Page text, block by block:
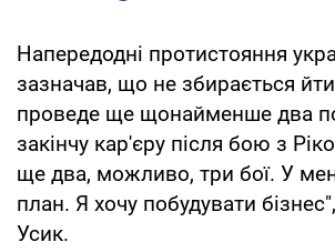
Напередодні протистояння
зазначав, що не збирається йти
проведе ще щонайменше два
закінчу кар'єру після бою з
ще два, можливо, три бої. У
план. Я хочу побудувати
Усик.